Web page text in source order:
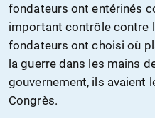
fondateurs ont entérinés
important contrôle contre
fondateurs ont choisi où
la guerre dans les mains
gouvernement, ils avaient
Congrès.